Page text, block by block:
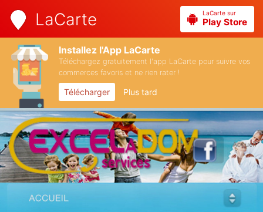
LaCarte LaCarte sur
Play Store
Installez l'App LaCarte
Téléchargez gratuitement l'app LaCarte pour suivre vos
commerces favoris et ne rien rater !
Télécharger Plus tard